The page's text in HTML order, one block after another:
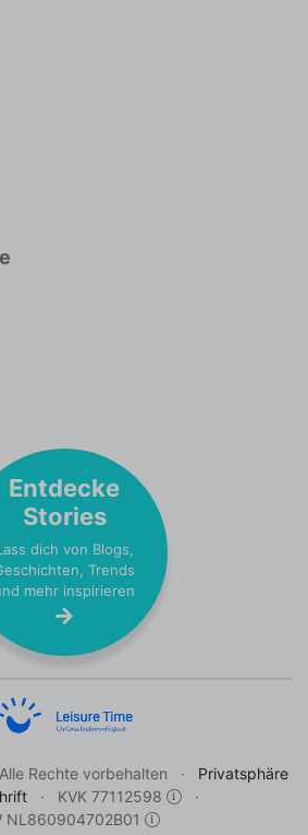
Entdecke
Stories
dich von Blogs,
Trends
mehr inspirieren
Rechte vorbehalten
Privatsphäre
KVK 77112598
NL860904702B01